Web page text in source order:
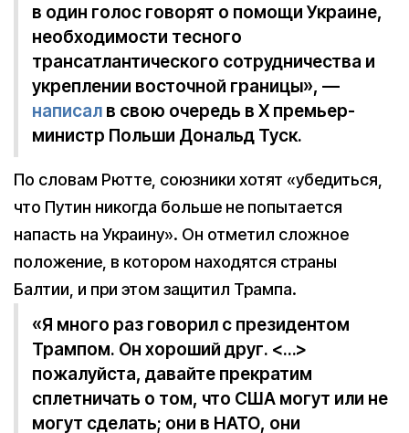
в один голос говорят о помощи Украине,
необходимости тесного
трансатлантического сотрудничества и
укреплении восточной границы», —
написал в свою очередь в X премьер-
министр Польши Дональд Туск.
По словам Рютте, союзники хотят «убедиться,
что Путин никогда больше не попытается
напасть на Украину». Он отметил сложное
положение, в котором находятся страны
Балтии, и при этом защитил Трампа.
«Я много раз говорил с президентом
Трампом. Он хороший друг. <…>
пожалуйста, давайте прекратим
сплетничать о том, что США могут или не
могут сделать; они в НАТО, они